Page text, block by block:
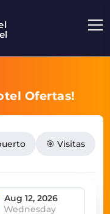
Ofertas!
🎯 Visitas
Wednesday